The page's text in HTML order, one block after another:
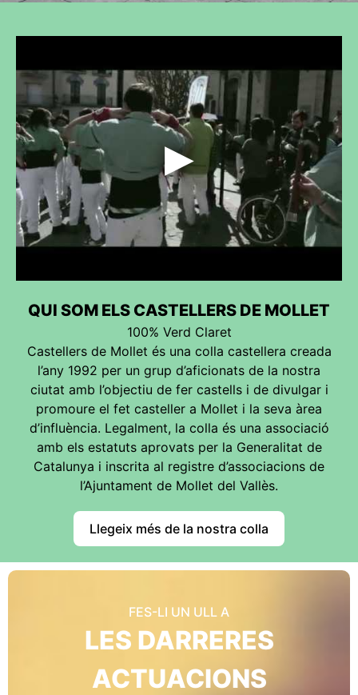
QUI SOM ELS CASTELLERS DE MOLLET
100% Verd Claret
Castellers de Mollet és una colla castellera creada
l’any 1992 per un grup d’aficionats de la nostra
ciutat amb l’objectiu de fer castells i de divulgar i
promoure el fet casteller a Mollet i la seva àrea
d’influència. Legalment, la colla és una associació
amb els estatuts aprovats per la Generalitat de
Catalunya i inscrita al registre d’associacions de
l’Ajuntament de Mollet del Vallès.
Llegeix més de la nostra colla
FES-LI UN ULL A
LES DARRERES
ACTUACIONS